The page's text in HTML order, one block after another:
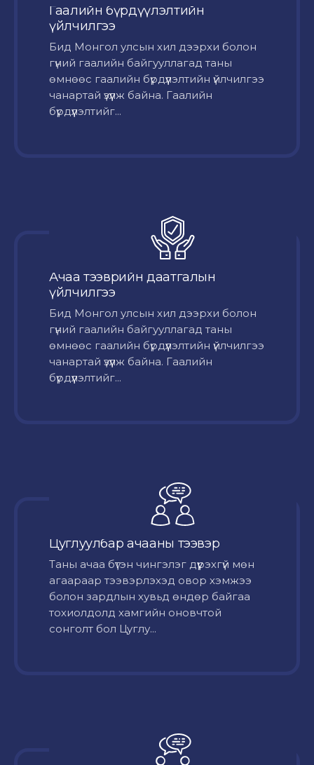
Гаалийн бүрдүүлэлтийн
үйлчилгээ
Бид Монгол улсын хил дээрхи болон
гүний гаалийн байгууллагад таны
өмнөөс гаалийн бүрдүүлэлтийн үйлчилгээ
чанартай үзүүлж байна. Гаалийн
бүрдүүлэлтийг...
Ачаа тээврийн даатгалын
үйлчилгээ
Бид Монгол улсын хил дээрхи болон
гүний гаалийн байгууллагад таны
өмнөөс гаалийн бүрдүүлэлтийн үйлчилгээ
чанартай үзүүлж байна. Гаалийн
бүрдүүлэлтийг...
Цуглуулбар ачааны тээвэр
Таны ачаа бүтэн чингэлэг дүүрэхгүй мөн
агаараар тээвэрлэхэд овор хэмжээ
болон зардлын хувьд өндөр байгаа
тохиолдолд хамгийн оновчтой
сонголт бол Цуглу...